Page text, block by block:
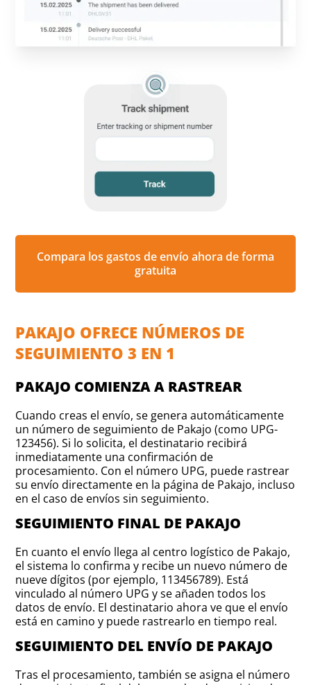
Compara los gastos de envío ahora de forma
gratuita
PAKAJO OFRECE NÚMEROS DE
SEGUIMIENTO 3 EN 1
PAKAJO COMIENZA A RASTREAR
Cuando creas el envío, se genera automáticamente
un número de seguimiento de Pakajo (como UPG-
123456). Si lo solicita, el destinatario recibirá
inmediatamente una confirmación de
procesamiento. Con el número UPG, puede rastrear
su envío directamente en la página de Pakajo, incluso
en el caso de envíos sin seguimiento.
SEGUIMIENTO FINAL DE PAKAJO
En cuanto el envío llega al centro logístico de Pakajo,
el sistema lo confirma y recibe un nuevo número de
nueve dígitos (por ejemplo, 113456789). Está
vinculado al número UPG y se añaden todos los
datos de envío. El destinatario ahora ve que el envío
está en camino y puede rastrearlo en tiempo real.
SEGUIMIENTO DEL ENVÍO DE PAKAJO
Tras el procesamiento, también se asigna el número